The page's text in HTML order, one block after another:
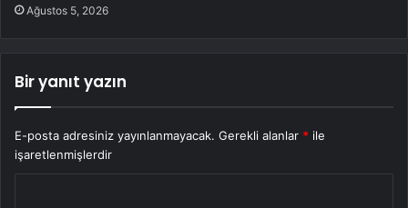
Ağustos 5, 2026
Bir yanıt yazın
E-posta adresiniz yayınlanmayacak. Gerekli alanlar * ile
işaretlenmişlerdir